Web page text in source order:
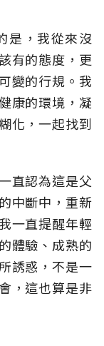
是，我從來沒
有的態度，更
變的行規。我
康的環境，凝
化，一起找到
直認為這是父
中斷中，重新
一直提醒年輕
體驗、成熟的
誘惑，不是一
，這也算是非